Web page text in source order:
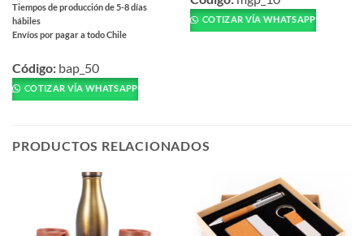
Tiempos de producción de 5-8 días
hábiles
Envíos por pagar a todo Chile
producto
tiene
múltiples
opciones
Código: bap_50
COTIZAR VÍA WHATSAPP
tiene
múltiples
en
producto
COTIZAR VÍA WHATSAPP
PRODUCTOS RELACIONADOS